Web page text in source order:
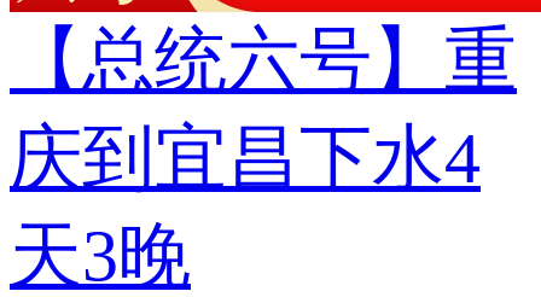
【总统六号】重
庆到宜昌下水4
天3晚